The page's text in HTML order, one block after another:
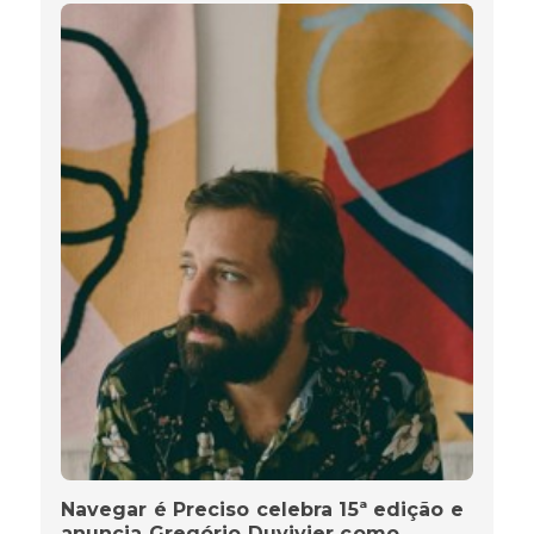
Navegar é Preciso celebra 15ª edição e